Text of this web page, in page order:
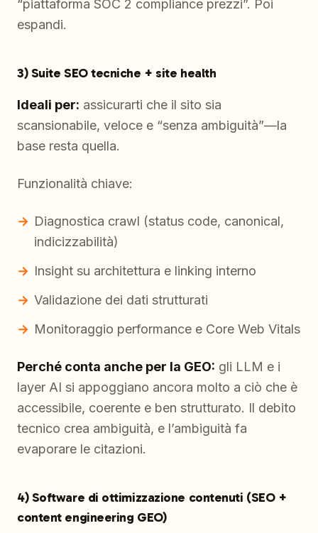
“piattaforma SOC 2 compliance prezzi”. Poi
espandi.
3) Suite SEO tecniche + site health
Ideali per: assicurarti che il sito sia
scansionabile, veloce e “senza ambiguità”—la
base resta quella.
Funzionalità chiave:
Diagnostica crawl (status code, canonical,
indicizzabilità)
Insight su architettura e linking interno
Validazione dei dati strutturati
Monitoraggio performance e Core Web Vitals
Perché conta anche per la GEO: gli LLM e i
layer AI si appoggiano ancora molto a ciò che è
accessibile, coerente e ben strutturato. Il debito
tecnico crea ambiguità, e l’ambiguità fa
evaporare le citazioni.
4) Software di ottimizzazione contenuti (SEO +
content engineering GEO)